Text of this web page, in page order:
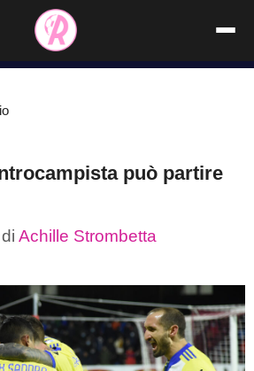
può partire
di Achille Strombetta